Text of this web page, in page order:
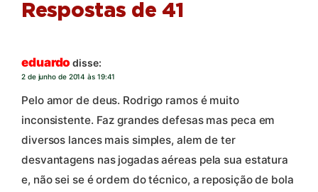
Respostas de 41
eduardo disse:
2 de junho de 2014 às 19:41
Pelo amor de deus. Rodrigo ramos é muito
inconsistente. Faz grandes defesas mas peca em
diversos lances mais simples, alem de ter
desvantagens nas jogadas aéreas pela sua estatura
e, não sei se é ordem do técnico, a reposição de bola